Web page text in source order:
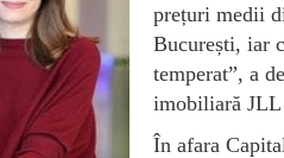
prețuri medii
București, iar
temperat”, a
imobiliară JLL
În afara